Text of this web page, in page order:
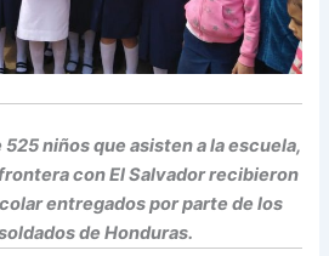
niños que asisten a la escuela,
con El Salvador recibieron
entregados por parte de los
de Honduras.